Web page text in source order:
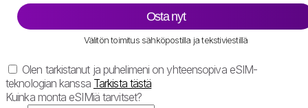
Osta nyt
Välitön toimitus sähköpostilla ja tekstiviestillä
Olen tarkistanut ja puhelimeni on yhteensopiva eSIM-
teknologian kanssa Tarkista tästä
Kuinka monta eSIMiä tarvitset?